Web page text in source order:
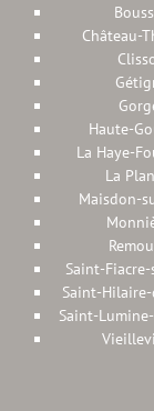
Château-
Haute-
La Haye-
La
Maisdon-
Saint-
Saint-
Saint-